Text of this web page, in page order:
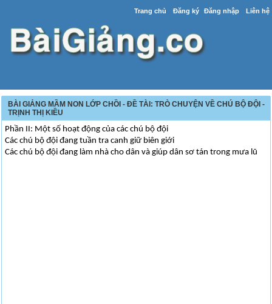
Trang chủ Đăng ký Đăng nhập Liên hệ
BÀI GIẢNG MẦM NON LỚP CHỒI - ĐỀ TÀI: TRÒ CHUYỆN VỀ CHÚ BỘ ĐỘI -
TRỊNH THỊ KIỀU
Phần II: Một số hoạt động của các chú bộ đội
Các chú bộ đội đang tuần tra canh giữ biên giới
Các chú bộ đội đang làm nhà cho dân và giúp dân sơ tán trong mưa lũ